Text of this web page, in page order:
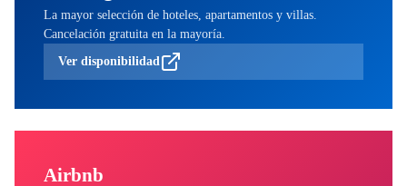
La mayor selección de hoteles, apartamentos y villas.
Cancelación gratuita en la mayoría.
Ver disponibilidad
Airbnb